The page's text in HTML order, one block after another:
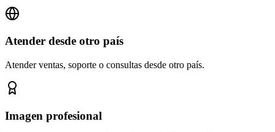
Atender desde otro país
Atender ventas, soporte o consultas desde otro país.
Imagen profesional